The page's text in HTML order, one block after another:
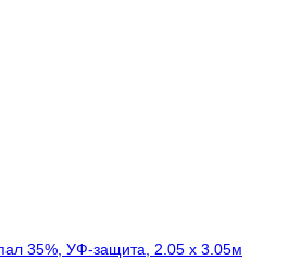
35%, УФ-защита, 2.05 х 3.05м